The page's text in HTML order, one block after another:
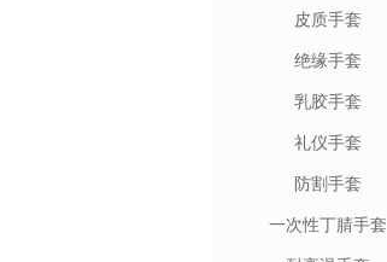
皮质手套
绝缘手套
乳胶手套
礼仪手套
防割手套
一次性丁腈手套